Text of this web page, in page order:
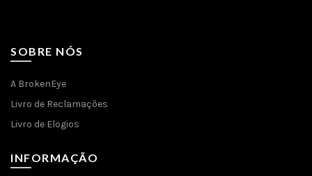
SOBRE NÓS
A BrokenEye
Livro de Reclamações
Livro de Elogios
INFORMAÇÃO